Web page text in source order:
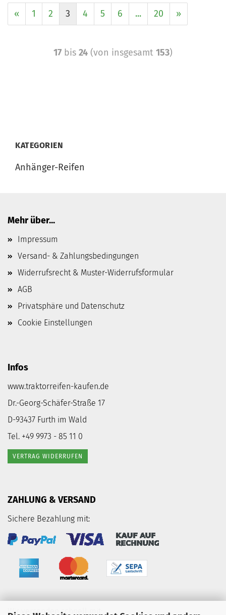
« 1 2 3 4 5 6 ... 20 »
17 bis 24 (von insgesamt 153)
KATEGORIEN
Anhänger-Reifen
Mehr über...
Impressum
Versand- & Zahlungsbedingungen
Widerrufsrecht & Muster-Widerrufsformular
AGB
Privatsphäre und Datenschutz
Cookie Einstellungen
Infos
www.traktorreifen-kaufen.de
Dr.-Georg-Schäfer-Straße 17
D-93437 Furth im Wald
Tel. +49 9973 - 85 11 0
VERTRAG WIDERRUFEN
ZAHLUNG & VERSAND
Sichere Bezahlung mit:
Wir versenden schnell mit: